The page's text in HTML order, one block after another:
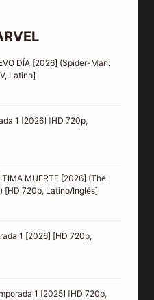
DÍA [2026] (Spider-Man:
Latino]
1 [2026] [HD 720p,
MUERTE [2026] (The
[HD 720p, Latino/Inglés]
1 [2026] [HD 720p,
1 [2025] [HD 720p,